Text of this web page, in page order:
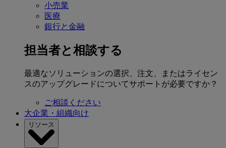
小売業
医療
銀行と金融
担当者と相談する
最適なソリューションの選択、注文、またはライセン
スのアップグレードについてサポートが必要ですか？
ご相談ください
大企業・組織向け
リソース